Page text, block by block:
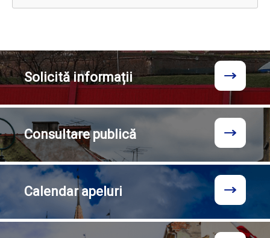
Solicităinformații
Consultarepublică
Calendarapeluri